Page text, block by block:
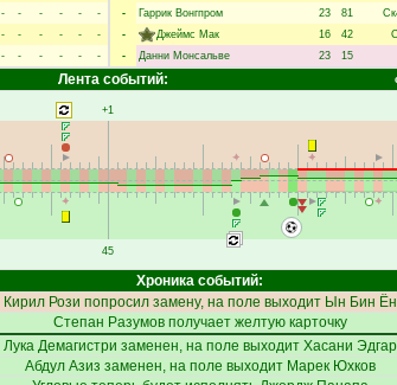
- - - - -
-
- - - - -
-
- - - - - -
-
Гаррик Вонгпром 23 81
-
Джеймс Мак 16 42
-
Данни Монсальве 23 15
Лента событий:
+1
45
Хроника событий:
Кирил Рози попросил замену, на поле выходит Ын Бин Ён
Степан Разумовполучает желтую карточку
Лука Демагистри заменен, на поле выходит Хасани Эдгар
Абдул Азиз заменен, на поле выходит Марек Юхков